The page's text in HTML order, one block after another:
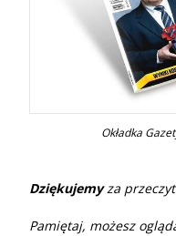
Okładka
Dziękujemyza
Pamiętaj, możesz